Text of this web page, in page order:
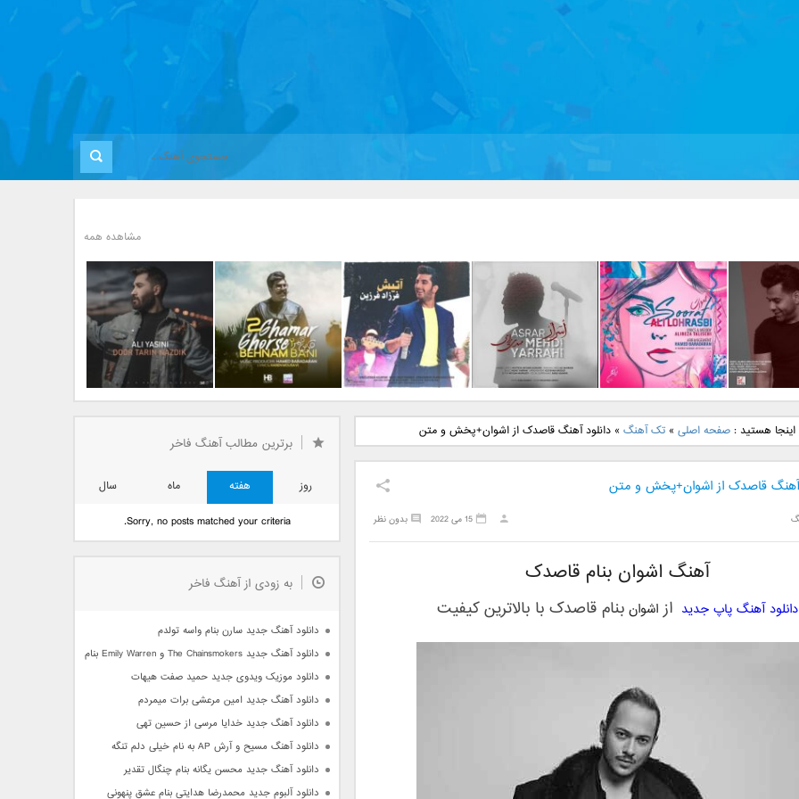
مشاهده همه
جدید رضا
بنام نگار
دانلود آهنگ جدید علی
لهراسبی بنام صورت
دانلود آهنگ جدید مهدی
یراحی بنام اسرار
دانلود آهنگ جدید فرزاد
فرزین بنام آتیش
بانی بنام قرص قمر 2
یاسینی بنام دورترین نزدیک
اینجا هستید :صفحه اصلی »تک آهنگ »دانلود آهنگ قاصدک از اشوان+پخش و متن
آهنگ قاصدک از اشوان+پخش و متن
بدون نظر 15 می 2022
آهنگ اشوان بنام قاصدک
دانلود آهنگ پاپ جدید ازاشوانبنامقاصدکبا بالاترین کیفیت
برترین مطالب آهنگ فاخر
روز هفته ماه
سال
Sorry, no posts matched your criteria.
به زودی از آهنگ فاخر
دانلود آهنگ جدید سارن بنام واسه تولدم
دانلود آهنگ جدید The Chainsmokers و Emily Warren بنام Side Effects
دانلود موزیک ویدوی جدید حمید صفت هیهات
دانلود آهنگ جدید امین مرعشی برات میمردم
دانلود آهنگ جدید خدایا مرسی از حسین تهی
دانلود آهنگ مسیح و آرش AP به نام خیلی دلم تنگه
دانلود آهنگ جدید محسن یگانه بنام چنگال تقدیر
دانلود آلبوم جدید محمدرضا هدایتی بنام عشق پنهونی